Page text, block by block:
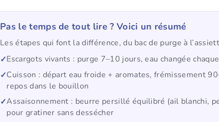
Pas le temps de tout lire ? Voici un résumé
Les étapes qui font la différence, du bac de purge à
Escargots vivants : purge 7–10 jours, eau changée
Cuisson : départ eau froide + aromates, frémissement
repos dans le bouillon
Assaisonnement : beurre persillé équilibré (ail blanchi,
pour gratiner sans dessécher